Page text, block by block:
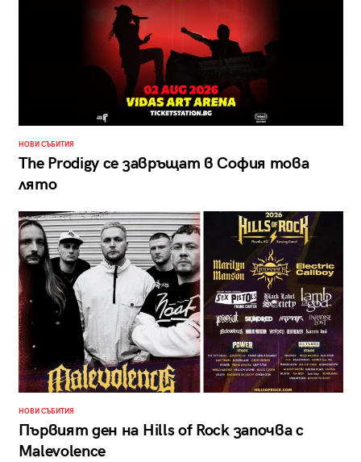
НОВИ СЪБИТИЯ
The Prodigy се завръщат в София това
лято
НОВИ СЪБИТИЯ
Първият ден на Hills of Rock започва с
Malevolence